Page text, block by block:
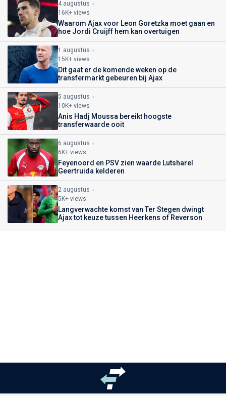
4 augustus
16K+ views
Waarom Ajax voor Leon Goretzka moet gaan en
hoe Jordi Cruijff hem kan overtuigen
1 augustus
15K+ views
Dit gaat er de komende weken op de
transfermarkt gebeuren bij Ajax
5 augustus
10K+ views
Anis Hadj Moussa bereikt hoogste
transferwaarde ooit
6 augustus
6K+ views
Feyenoord en PSV zien waarde Lutsharel
Geertruida kelderen
2 augustus
5K+ views
Langverwachte komst van Ter Stegen dwingt
Ajax tot keuze tussen Heerkens of Reverson